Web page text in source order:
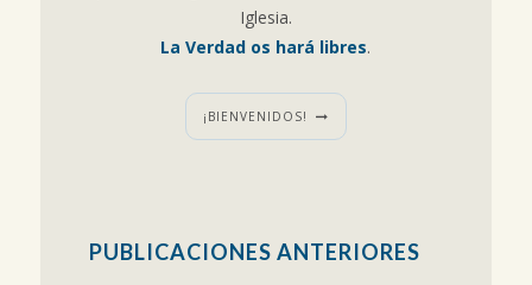
Iglesia.
La Verdad os hará libres.
¡BIENVENIDOS!
PUBLICACIONES ANTERIORES